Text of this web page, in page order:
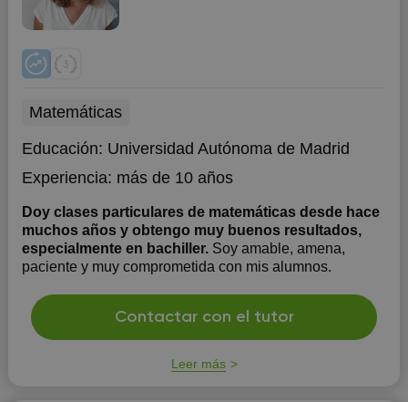
Matemáticas
Educación: Universidad Autónoma de Madrid
Experiencia: más de 10 años
Doy clases particulares de matemáticas desde hace
muchos años y obtengo muy buenos resultados,
especialmente en bachiller. Soy amable, amena,
paciente y muy comprometida con mis alumnos.
Contactar con el tutor
Leer más